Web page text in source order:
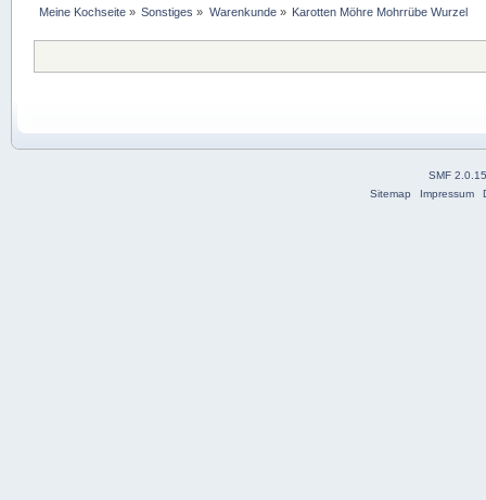
Meine Kochseite » Sonstiges » Warenkunde» Karotten Möhre Mohrrübe Wurzel
SMF
Sitemap
Impressum